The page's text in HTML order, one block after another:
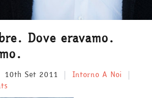
Dove eravamo.
10th Set 2011
Intorno A Noi